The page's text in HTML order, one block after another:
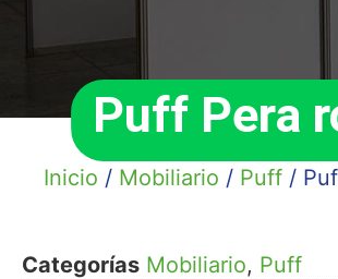
Puff Pera
Inicio / Mobiliario / Puff /
Categorías Mobiliario, Puff